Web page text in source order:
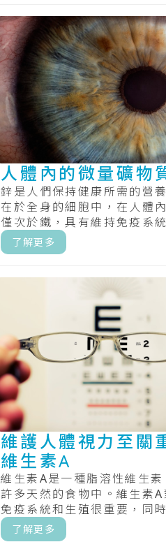
人體內的微量礦物
鋅是人們保持健康所需的營
在於全身的細胞中，在人體
僅次於鐵，具有維持免疫系
性。.....
了解更多
維護人體視力至關
維生素A
維生素A是一種脂溶性維生
許多天然的食物中。維生素A
免疫系統和生殖很重要，同
還有助於心臟、肺、腎臟和其
正.....
了解更多